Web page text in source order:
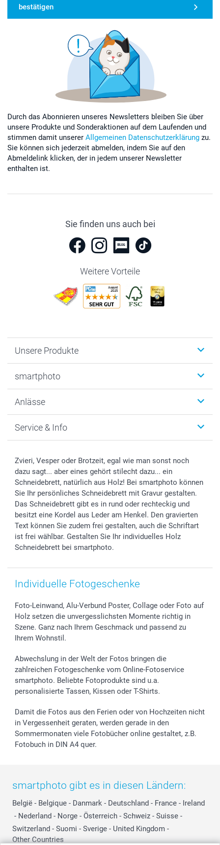
bestätigen
Durch das Abonnieren unseres Newsletters bleiben Sie über
unsere Produkte und Sonderaktionen auf dem Laufenden und
stimmen damit unserer Allgemeinen Datenschutzerklärung zu.
Sie können sich jederzeit abmelden, indem Sie auf den
Abmeldelink klicken, der in jedem unserer Newsletter
enthalten ist.
Sie finden uns auch bei
Weitere Vorteile
Unsere Produkte
Fotogeschenke
MyNameBook
Fotoabzüge, Fotos als Buch & Poster
Zubehör & Material
Foto-Kalender & Agenden
Sticker & Etiketten
Geschenk-Gutscheine (PDF)
smartphoto
Warum smartphoto
Datenschutz
AGB
Impressum
Presse
Partnerprogramme
Investor Relations
B2B smartbusiness
Widerrufsrecht
Anlässe
Neujahr
Muttertag
Vatertag
Kommunion & Konfirmation
Hochzeit
Geburtstag
Geburt
Zu allen Anlässen
Service & Info
Preise und Versandkosten
Lieferfristen
48h Lieferung
Zahlungsmöglichkeiten
Anmelden /Registrieren
Sitemap
Status der Bestellung
smartfriends
Zvieri, Vesper oder Brotzeit, egal wie man sonst noch
dazu sagt... aber eines gehört stilecht dazu... ein
Schneidebrett, natürlich aus Holz! Bei smartphoto können
Sie Ihr persönliches Schneidebrett mit Gravur gestalten.
Das Schneidebrett gibt es in rund oder rechteckig und
besitzt eine Kordel aus Leder am Henkel. Den gravierten
Text können Sie zudem frei gestalten, auch die Schriftart
ist frei wählbar. Gestalten Sie Ihr individuelles Holz
Schneidebrett bei smartphoto.
Individuelle Fotogeschenke
Foto-Leinwand, Alu-Verbund Poster, Collage oder Foto auf
Holz setzen die unvergesslichsten Momente richtig in
Szene. Ganz nach Ihrem Geschmack und passend zu
Ihrem Wohnstil.
Abwechslung in der Welt der Fotos bringen die
zahlreichen Fotogeschenke vom Online-Fotoservice
smartphoto. Beliebte Fotoprodukte sind u.a.
personalisierte Tassen, Kissen oder T-Shirts.
Damit die Fotos aus den Ferien oder von Hochzeiten nicht
in Vergessenheit geraten, werden gerade in den
Sommermonaten viele Fotobücher online gestaltet, z.B.
Fotobuch in DIN A4 quer.
smartphoto gibt es in diesen Ländern:
België - Belgique - Danmark - Deutschland - France - Ireland
- Nederland - Norge - Österreich - Schweiz - Suisse -
Switzerland - Suomi - Sverige - United Kingdom -
Other Countries